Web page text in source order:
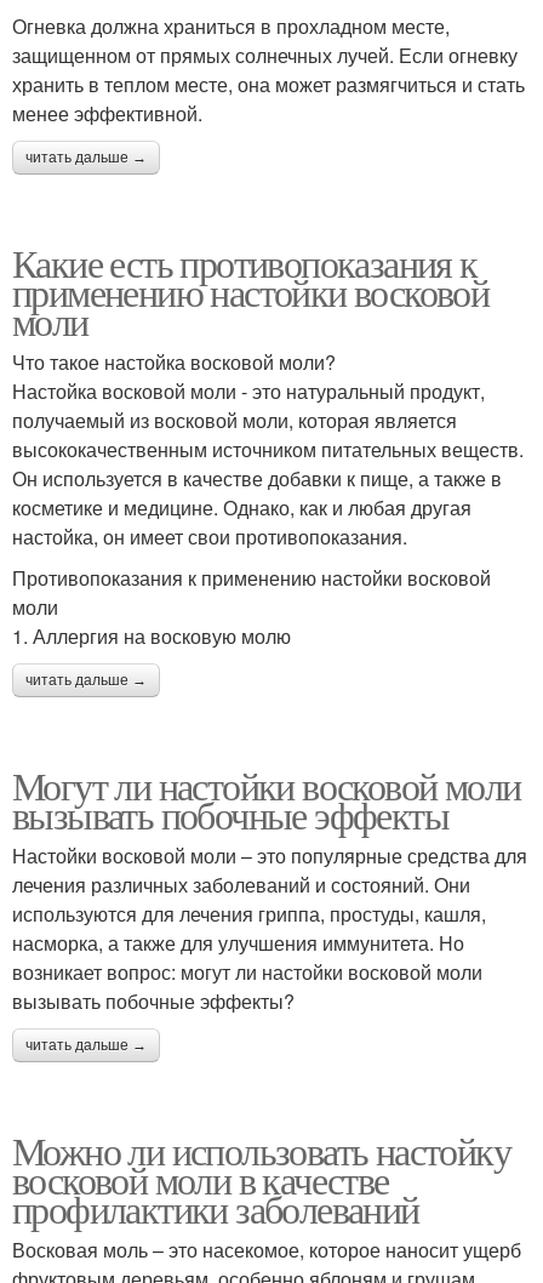
Огневка должна храниться в прохладном месте,
защищенном от прямых солнечных лучей. Если огневку
хранить в теплом месте, она может размягчиться и стать
менее эффективной.
читать дальше →
Какие есть противопоказания к
применению настойки восковой
моли
Что такое настойка восковой моли?
Настойка восковой моли - это натуральный продукт,
получаемый из восковой моли, которая является
высококачественным источником питательных веществ.
Он используется в качестве добавки к пище, а также в
косметике и медицине. Однако, как и любая другая
настойка, он имеет свои противопоказания.
Противопоказания к применению настойки восковой
моли
1. Аллергия на восковую молю
читать дальше →
Могут ли настойки восковой моли
вызывать побочные эффекты
Настойки восковой моли – это популярные средства для
лечения различных заболеваний и состояний. Они
используются для лечения гриппа, простуды, кашля,
насморка, а также для улучшения иммунитета. Но
возникает вопрос: могут ли настойки восковой моли
вызывать побочные эффекты?
читать дальше →
Можно ли использовать настойку
восковой моли в качестве
профилактики заболеваний
Восковая моль – это насекомое, которое наносит ущерб